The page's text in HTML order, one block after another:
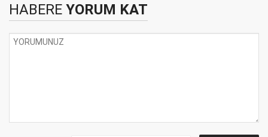
HABERE YORUM KAT